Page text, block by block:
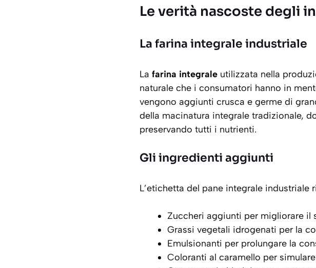
Le verità nascoste degli
La farina integrale industriale
La farina integrale utilizzata nella
naturale che i consumatori hanno in
vengono aggiunti crusca e germe di
della macinatura integrale tradizionale,
preservando tutti i nutrienti.
Gli ingredienti aggiunti
L’etichetta del pane integrale industriale
Zuccheri aggiunti per migliorare il
Grassi vegetali idrogenati per la
Emulsionanti per prolungare la
Coloranti al caramello per